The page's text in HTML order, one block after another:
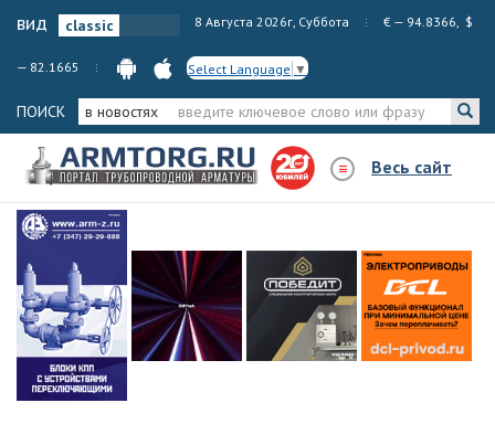
вид 8 Августа 2026г, Суббота € — 94.8366, $
— 82.1665 Select Language ▼
ПОИСК в новостях
Весь сайт